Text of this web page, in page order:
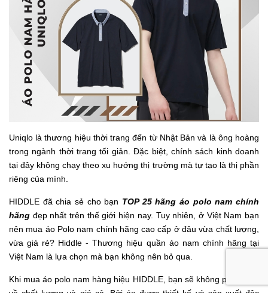
Uniqlo là thương hiệu thời trang đến từ Nhật Bản và là ông hoàng
trong ngành thời trang tối giản. Đặc biệt, chính sách kinh doanh
tại đây không chạy theo xu hướng thị trường mà tự tạo là thị phần
riêng của mình.
HIDDLE đã chia sẻ cho bạn TOP 25 hãng áo polo nam chính
hãng đẹp nhất trên thế giới hiện nay. Tuy nhiên, ở Việt Nam bạn
nên mua áo Polo nam chính hãng cao cấp ở đâu vừa chất lượng,
vừa giá rẻ? Hiddle - Thương hiệu quần áo nam chính hãng tại
Việt Nam là lựa chọn mà bạn không nên bỏ qua.
Khi mua áo polo nam hàng hiệu HIDDLE, bạn sẽ không phải lo sợ